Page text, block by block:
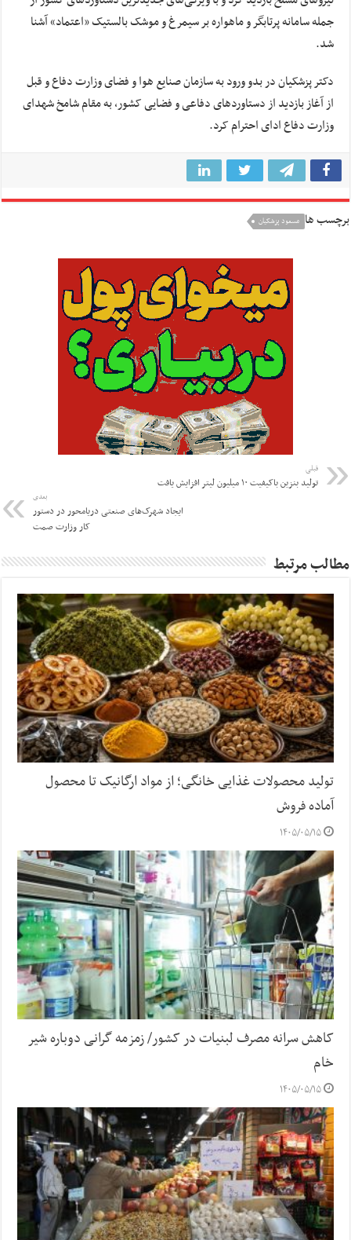
جمله سامانه پرتابگر و ماهواره بر سیمرغ و موشک بالستیک «اعتماد» آشنا
شد.
دکتر پزشکیان در بدو ورود به سازمان صنایع هوا و فضای وزارت دفاع و قبل
از آغاز بازدید از دستاوردهای دفاعی و فضایی کشور، به مقام شامخ شهدای
وزارت دفاع ادای احترام کرد.
برچسب ها مسعود پزشکیان
قبلی
تولید بنزین باکیفیت ۱۰ میلیون لیتر افزایش یافت
بعدی
ایجاد شهرک‌های صنعتی دریامحور در دستور
کار وزارت صمت
مطالب مرتبط
تولید محصولات غذایی خانگی؛ از مواد ارگانیک تا محصول
آماده فروش
۱۴۰۵/۰۵/۱۵
کاهش سرانه مصرف لبنیات در کشور/ زمزمه گرانی دوباره شیر
خام
۱۴۰۵/۰۵/۱۵